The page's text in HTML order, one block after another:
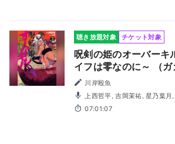
聴き放題対象 チケット対象
呪剣の姫のオーバーキ
イフは零なのに～ （ガ
川岸殴魚
上西哲平, 吉岡茉祐, 星乃葉月, 堀総士郎, 土田玲央, 若林
佑, 鈴木悠生, 園田れい, 百瀬絵理
07:01:07